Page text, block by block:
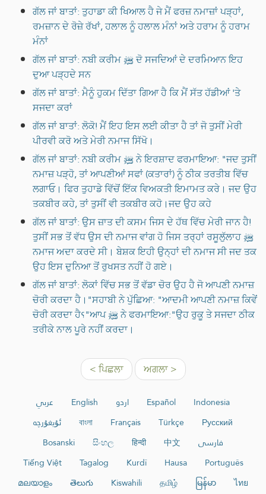
ਗੱਲ ਜਾਂ ਬਾਤਾਂ: ਤੁਹਾਡਾ ਕੀ ਖਿਆਲ ਹੈ ਜੇ ਮੈਂ ਫਰਜ਼ ਨਮਾਜ਼ਾਂ ਪੜ੍ਹਾਂ,
ਰਮਜ਼ਾਨ ਦੇ ਰੋਜ਼ੇ ਰੱਖਾਂ, ਹਲਾਲ ਨੂੰ ਹਲਾਲ ਮੰਨਾਂ ਅਤੇ ਹਰਾਮ ਨੂੰ ਹਰਾਮ
ਮੰਨਾਂ
ਗੱਲ ਜਾਂ ਬਾਤਾਂ: ਨਬੀ ਕਰੀਮ ﷺ ਦੋ ਸਜਦਿਆਂ ਦੇ ਦਰਮਿਆਨ ਇਹ
ਦੁਆ ਪੜ੍ਹਦੇ ਸਨ
ਗੱਲ ਜਾਂ ਬਾਤਾਂ: ਮੈਨੂੰ ਹੁਕਮ ਦਿੱਤਾ ਗਿਆ ਹੈ ਕਿ ਮੈਂ ਸੱਤ ਹੱਡੀਆਂ 'ਤੇ
ਸਜਦਾ ਕਰਾਂ
ਗੱਲ ਜਾਂ ਬਾਤਾਂ: ਲੋਕੋ! ਮੈਂ ਇਹ ਇਸ ਲਈ ਕੀਤਾ ਹੈ ਤਾਂ ਜੋ ਤੁਸੀਂ ਮੇਰੀ
ਪੀਰਵੀ ਕਰੋ ਅਤੇ ਮੇਰੀ ਨਮਾਜ ਸਿੱਖੋ।
ਗੱਲ ਜਾਂ ਬਾਤਾਂ: ਨਬੀ ਕਰੀਮ ﷺ ਨੇ ਇਰਸ਼ਾਦ ਫਰਮਾਇਆ: "ਜਦ ਤੁਸੀਂ
ਨਮਾਜ਼ ਪੜ੍ਹੋ, ਤਾਂ ਆਪਣੀਆਂ ਸਫਾਂ (ਕਤਾਰਾਂ) ਨੂੰ ਠੀਕ ਤਰਤੀਬ ਵਿੱਚ
ਲਗਾਓ। ਫਿਰ ਤੁਹਾਡੇ ਵਿੱਚੋਂ ਇੱਕ ਵਿਅਕਤੀ ਇਮਾਮਤ ਕਰੇ। ਜਦ ਉਹ
ਤਕਬੀਰ ਕਹੇ, ਤਾਂ ਤੁਸੀਂ ਵੀ ਤਕਬੀਰ ਕਹੋ।ਜਦ ਉਹ ਕਹੇ
ਗੱਲ ਜਾਂ ਬਾਤਾਂ: ਉਸ ਜ਼ਾਤ ਦੀ ਕਸਮ ਜਿਸ ਦੇ ਹੱਥ ਵਿੱਚ ਮੇਰੀ ਜਾਨ ਹੈ!
ਤੁਸੀਂ ਸਭ ਤੋਂ ਵੱਧ ਉਸ ਦੀ ਨਮਾਜ ਵਾਂਗ ਹੋ ਜਿਸ ਤਰ੍ਹਾਂ ਰਸੂਲੁੱਲਾਹ ﷺ
ਨਮਾਜ ਅਦਾ ਕਰਦੇ ਸੀ। ਬੇਸ਼ਕ ਇਹੀ ਉਨ੍ਹਾਂ ਦੀ ਨਮਾਜ ਸੀ ਜਦ ਤਕ
ਉਹ ਇਸ ਦੁਨਿਆ ਤੋਂ ਰੁਖਸਤ ਨਹੀਂ ਹੋ ਗਏ।
ਗੱਲ ਜਾਂ ਬਾਤਾਂ: ਲੋਕਾਂ ਵਿੱਚ ਸਭ ਤੋਂ ਵੱਡਾ ਚੋਰ ਉਹ ਹੈ ਜੋ ਆਪਣੀ ਨਮਾਜ਼
ਚੋਰੀ ਕਰਦਾ ਹੈ।"ਸਹਾਬੀ ਨੇ ਪੁੱਛਿਆ: "ਆਦਮੀ ਆਪਣੀ ਨਮਾਜ਼ ਕਿਵੇਂ
ਚੋਰੀ ਕਰਦਾ ਹੈ؟"ਆਪ ﷺ ਨੇ ਫਰਮਾਇਆ:"ਉਹ ਰੁਕੂ ਤੇ ਸਜਦਾ ਠੀਕ
ਤਰੀਕੇ ਨਾਲ ਪੂਰੇ ਨਹੀਂ ਕਰਦਾ।
< ਪਿਛਲਾ ਅਗਲਾ >
عربي English اردو Español
Indonesia
ئۇيغۇرچە
বাংলা Français Türkçe
Русский
Bosanski
සිංහල हिन्दी 中文
فارسی
Tiếng Việt
Tagalog Kurdî Hausa
Português
മലയാളം
తెలుగు Kiswahili தமிழ் မြန်မာ
ไทย